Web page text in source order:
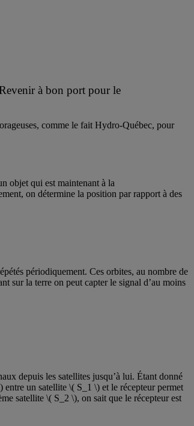
à bon port pour le
comme le fait Hydro-Québec, pour
objet qui est maintenant à la
on détermine la position par rapport à des
périodiquement. Ces orbites, au nombre de
sur la terre on peut capter le signal d’au moins
depuis les satellites jusqu’à lui. Étant donné
un satellite \( S_1 \) et le récepteur permet
satellite \( S_2 \), on sait que le récepteur est